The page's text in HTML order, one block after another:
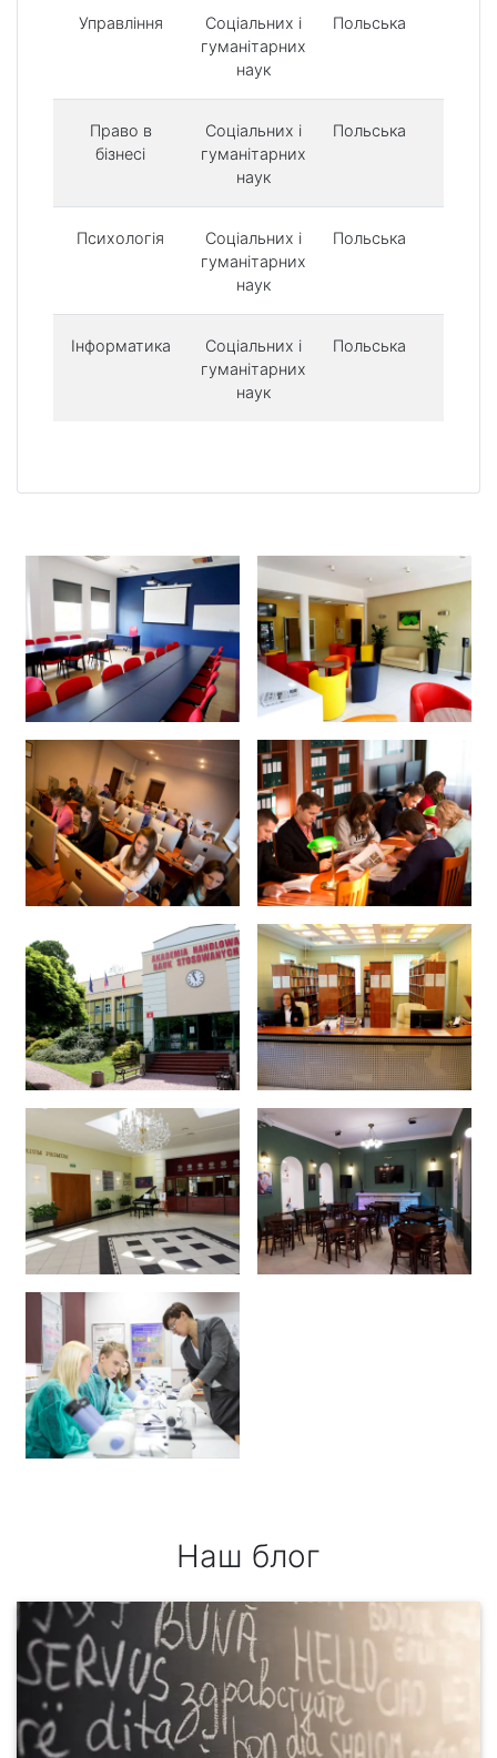
Управління
Соціальних і
гуманітарних
наук
Польська
Право в
бізнесі
Соціальних і
гуманітарних
наук
Польська
Психологія
Соціальних і
гуманітарних
наук
Польська
Інформатика
Соціальних і
гуманітарних
наук
Польська
Наш блог